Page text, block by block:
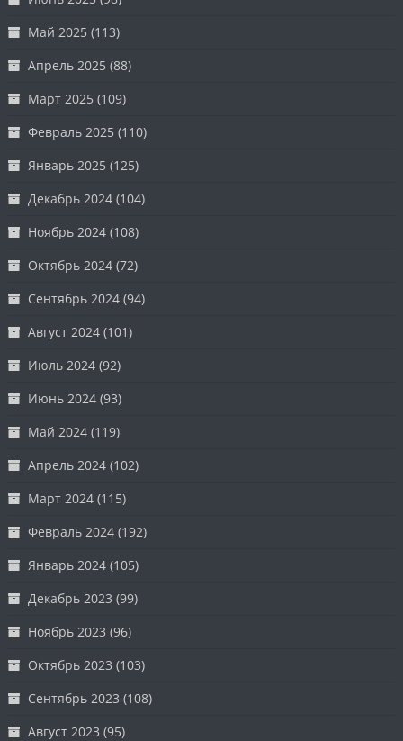
Май 2025 (113)
Апрель 2025 (88)
Март 2025 (109)
Февраль 2025 (110)
Январь 2025 (125)
Декабрь 2024 (104)
Ноябрь 2024 (108)
Октябрь 2024 (72)
Сентябрь 2024 (94)
Август 2024 (101)
Июль 2024 (92)
Июнь 2024 (93)
Май 2024 (119)
Апрель 2024 (102)
Март 2024 (115)
Февраль 2024 (192)
Январь 2024 (105)
Декабрь 2023 (99)
Ноябрь 2023 (96)
Октябрь 2023 (103)
Сентябрь 2023 (108)
Август 2023 (95)